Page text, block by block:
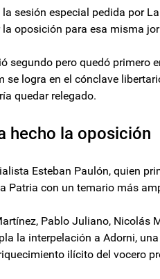
sesión especial pedida por
oposición para esa misma
segundo pero quedó primero
se logra en el cónclave
quedar relegado.
hecho la oposición
Esteban Paulón, quien
Patria con un temario más
Pablo Juliano,
la interpelación a Adorni,
ilícito del vocero